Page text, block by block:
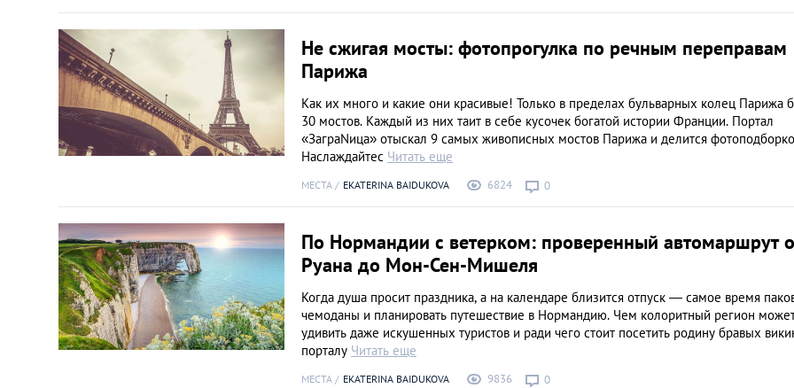
Не сжигая мосты: фотопрогулка по речным переправам
Парижа
Как их много и какие они красивые! Только в пределах бульварных колец Парижа
30 мостов. Каждый из них таит в себе кусочек богатой истории Франции. Портал
«ЗаграNица» отыскал 9 самых живописных мостов Парижа и делится
Наслаждайтес Читать еще
МЕСТА EKATERINA BAIDUKOVA 6824 0
По Нормандии с ветерком: проверенный автомаршрут
Руана до Мон-Сен-Мишеля
Когда душа просит праздника, а на календаре близится отпуск ― самое время
чемоданы и планировать путешествие в Нормандию. Чем колоритный регион
удивить даже искушенных туристов и ради чего стоит посетить родину бравых
порталу Читать еще
МЕСТА EKATERINA BAIDUKOVA 9836 0